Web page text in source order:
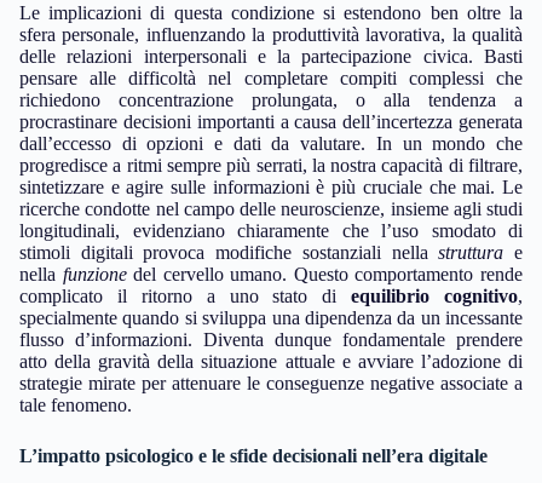
Le implicazioni di questa condizione si estendono ben oltre la
sfera personale, influenzando la produttività lavorativa, la qualità
delle relazioni interpersonali e la partecipazione civica. Basti
pensare alle difficoltà nel completare compiti complessi che
richiedono concentrazione prolungata, o alla tendenza a
procrastinare decisioni importanti a causa dell’incertezza generata
dall’eccesso di opzioni e dati da valutare. In un mondo che
progredisce a ritmi sempre più serrati, la nostra capacità di filtrare,
sintetizzare e agire sulle informazioni è più cruciale che mai. Le
ricerche condotte nel campo delle neuroscienze, insieme agli studi
longitudinali, evidenziano chiaramente che l’uso smodato di
stimoli digitali provoca modifiche sostanziali nellastruttura e
nella funzionedel cervello umano. Questo comportamento rende
complicato il ritorno a uno stato diequilibrio cognitivo,
specialmente quando si sviluppa una dipendenza da un incessante
flusso d’informazioni. Diventa dunque fondamentale prendere
atto della gravità della situazione attuale e avviare l’adozione di
strategie mirate per attenuare le conseguenze negative associate a
tale fenomeno.
L’impatto psicologico e le sfide decisionali nell’era digitale